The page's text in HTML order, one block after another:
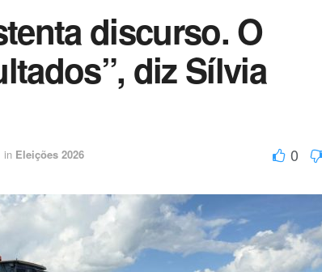
discurso. O
diz Sílvia
in Eleições 2026 0